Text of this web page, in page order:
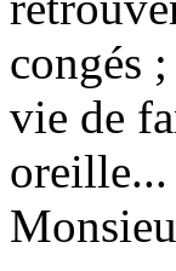
congés
vie de
oreille...